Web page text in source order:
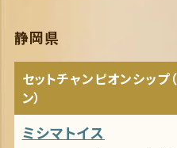
静岡県
セットチャンピオンシップ
ン）
ミシマトイス